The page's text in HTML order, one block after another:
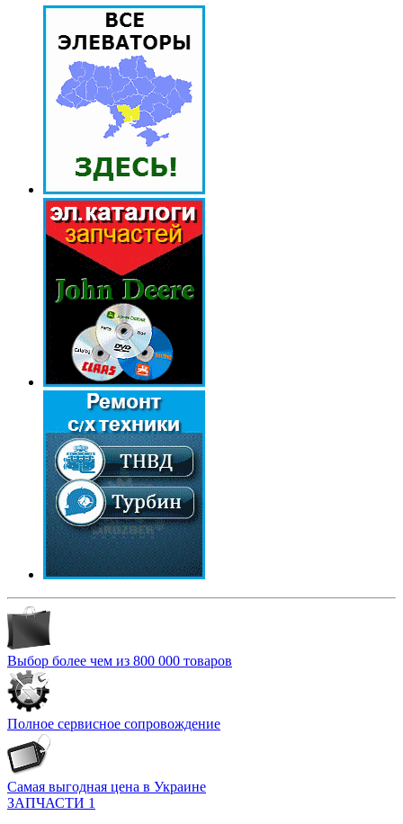
Выбор более чем из 800 000 товаров
Полное сервисное сопровождение
Самая выгодная цена в Украине
ЗАПЧАСТИ 1